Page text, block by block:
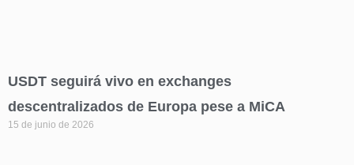
USDT seguirá vivo en exchanges
descentralizados de Europa pese a MiCA
15 de junio de 2026